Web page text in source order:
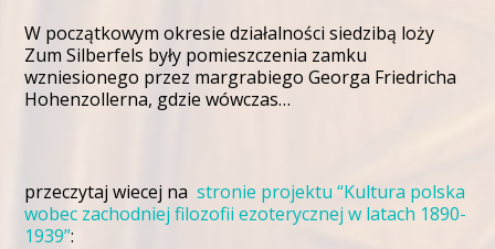
W początkowym okresie działalności siedzibą loży
Zum Silberfels były pomieszczenia zamku
wzniesionego przez margrabiego Georga Friedricha
Hohenzollerna, gdzie wówczas…
przeczytaj wiecej nastronie projektu “Kultura polska
wobec zachodniej filozofii ezoterycznej w latach 1890-
1939”: